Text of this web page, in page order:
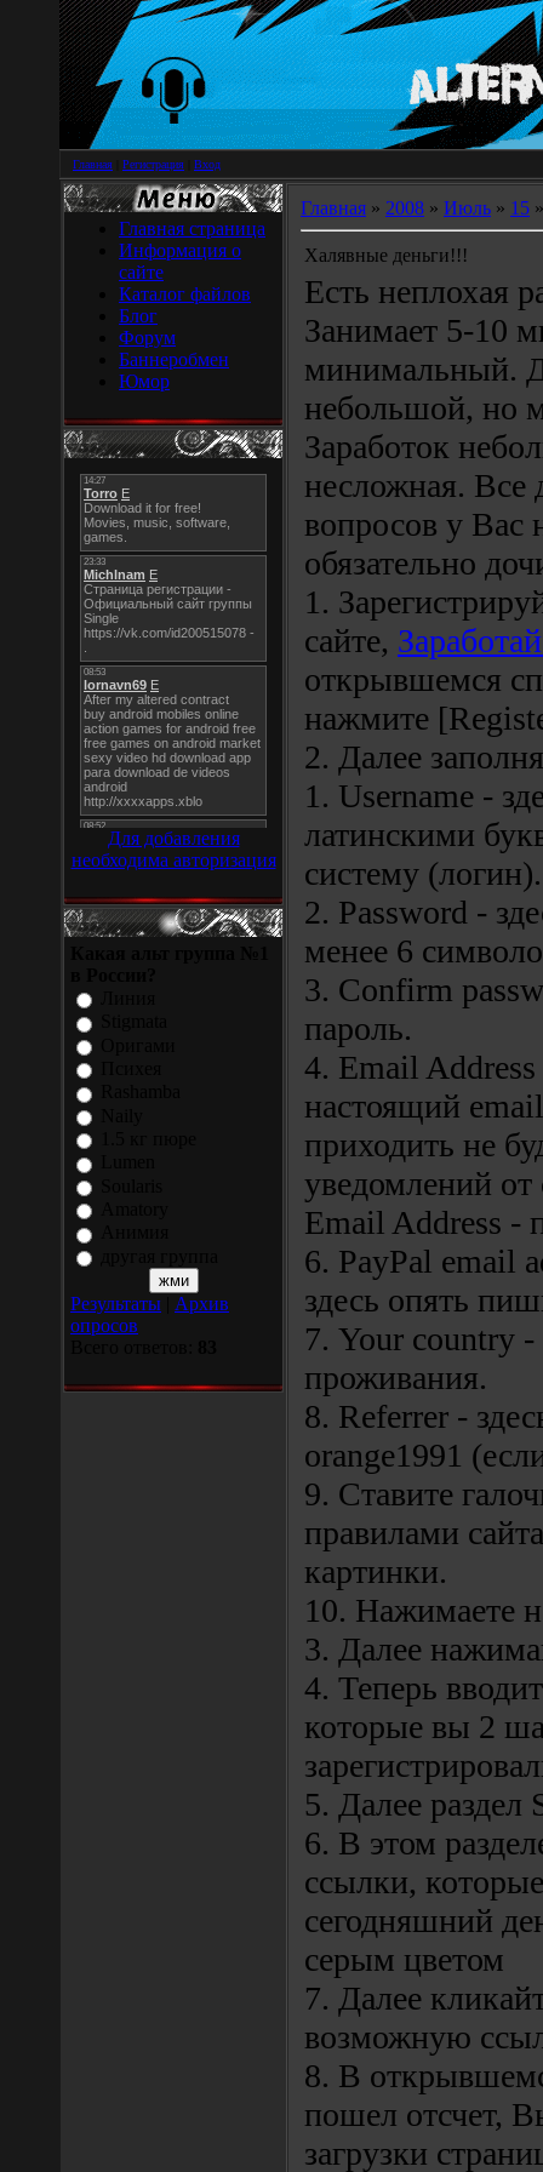
Главная Регистрация Вход
Главная страница
Информация о
сайте
Каталог файлов
Блог
Форум
Баннеробмен
Юмор
Для добавления
необходима авторизация
Результаты
Архив
опросов
Главная » 2008 » Июль » 15
Халявные деньги!!!
Есть неплохая
Занимает 5-10
минимальный.
небольшой, но
Заработок
несложная. Все
вопросов у Вас
обязательно
1.
сайте,
открывшемся
нажмите
2. Далее
1. Username -
латинскими
систему (логин).
2. Password -
менее 6
3. Confirm
пароль.
4. Email
настоящий
приходить не
уведомлений
Email Address -
6. PayPal email
здесь опять
7. Your country -
проживания.
8. Referrer -
orange1991
9. Ставите
правилами
картинки.
10. Нажимаете
3. Далее
4. Теперь
которые вы 2
5. Далее раздел
6. В этом
ссылки,
сегодняшний
серым цветом
7. Далее
возможную
8. В
пошел отсчет,
загрузки